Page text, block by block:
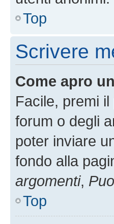
Top
Scrivere
Come apro
Facile, premi
forum o degli
poter inviare
fondo alla
argomenti,
Top